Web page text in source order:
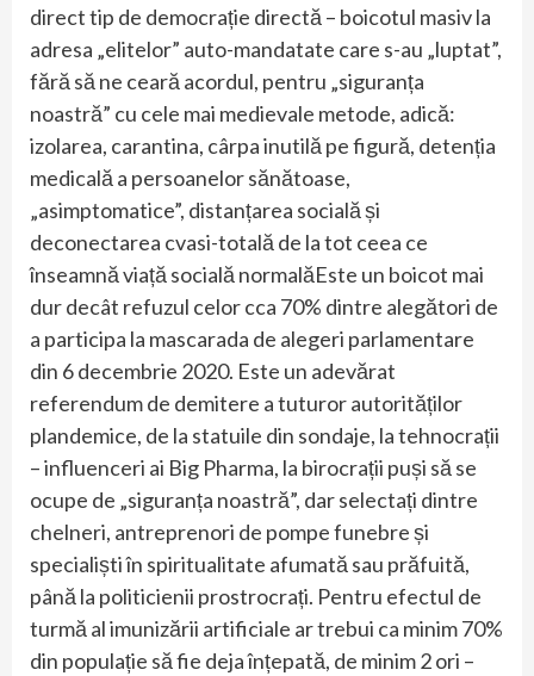
direct tip de democrație directă – boicotul masiv la
adresa „elitelor” auto-mandatate care s-au „luptat”,
fără să ne ceară acordul, pentru „siguranța
noastră” cu cele mai medievale metode, adică:
izolarea, carantina, cârpa inutilă pe figură, detenția
medicală a persoanelor sănătoase,
„asimptomatice”, distanțarea socială și
deconectarea cvasi-totală de la tot ceea ce
înseamnă viață socială normalăEste un boicot mai
dur decât refuzul celor cca 70% dintre alegători de
a participa la mascarada de alegeri parlamentare
din 6 decembrie 2020. Este un adevărat
referendum de demitere a tuturor autorităților
plandemice, de la statuile din sondaje, la tehnocrații
– influenceri ai Big Pharma, la birocrații puși să se
ocupe de „siguranța noastră”, dar selectați dintre
chelneri, antreprenori de pompe funebre și
specialiști în spiritualitate afumată sau prăfuită,
până la politicienii prostrocrați. Pentru efectul de
turmă al imunizării artificiale ar trebui ca minim 70%
din populație să fie deja înțepată, de minim 2 ori –